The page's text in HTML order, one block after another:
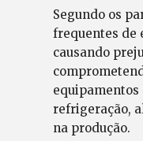
Segundo os
frequentes de
causando
equipamentos
refrigeração,
na produção.